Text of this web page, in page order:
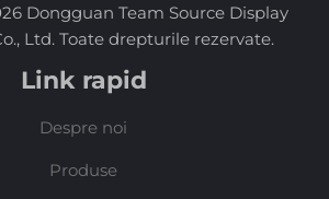
Dongguan Team Source Display
Ltd. Toate drepturile rezervate.
Link rapid
Despre noi
Produse